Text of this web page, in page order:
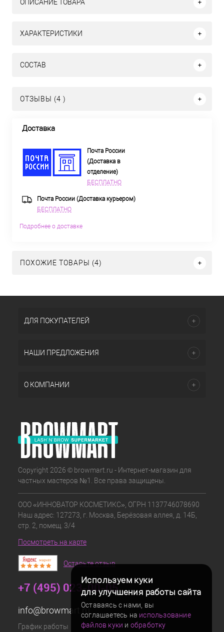
ОПИСАНИЕ ТОВАРА
ХАРАКТЕРИСТИКИ
СОСТАВ
ОТЗЫВЫ (4 )
Доставка
Почта России
(Доставка в
отделение)
БЕСПЛАТНО
Почта России (Доставка курьером)
БЕСПЛАТНО
Подробнее о доставке
ПОХОЖИЕ ТОВАРЫ (4)
Используем куки
для улучшения работы сайта
Оставаясь с нами, вы
соглашаетесь на использование
файлов куки и обработку
ДЛЯ ПОКУПАТЕЛЕЙ
НАШИ ПРЕДЛОЖЕНИЯ
О КОМПАНИИ
Copyright 2026 © browmart.ru - Интернет-магазин для
частных мастеров №1. Все права защищены.
ООО «ИННОВАТОР КОСМЕТИКС», ОГРН 1137746078690
Наш адрес: 127273, г. Москва, Берёзовая аллея, д. 14Б,
стр. 2, помещ. 3/4
Посмотреть на карте
Оставьте отзыв
+7 (495) 023-00-05
info@browmart.ru
График работы